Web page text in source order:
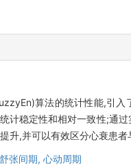
算法的统计性能,引
计稳定性和相对一致性;通
升,并可以有效区分心衰患者
舒张间期, 心动周期